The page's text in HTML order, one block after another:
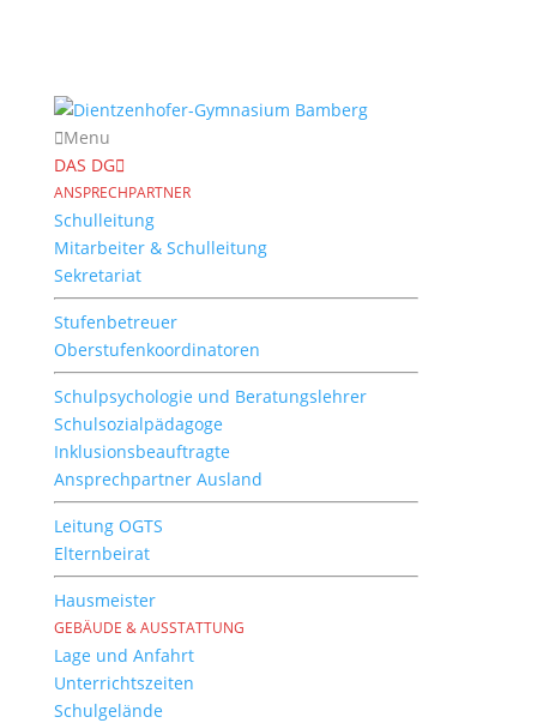
Menu
DAS DG
ANSPRECHPARTNER
Schulleitung
Mitarbeiter & Schulleitung
Sekretariat
Stufenbetreuer
Oberstufenkoordinatoren
Schulpsychologie und Beratungslehrer
Schulsozialpädagoge
Inklusionsbeauftragte
Ansprechpartner Ausland
Leitung OGTS
Elternbeirat
Hausmeister
GEBÄUDE & AUSSTATTUNG
Lage und Anfahrt
Unterrichtszeiten
Schulgelände